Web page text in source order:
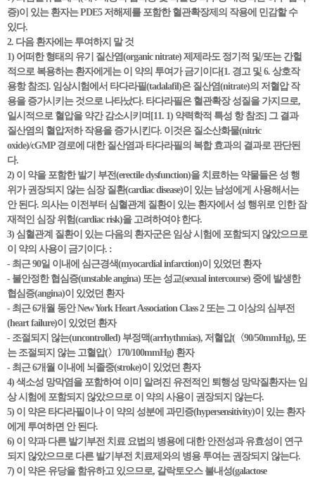
증)이 있는 환자는 PDE5 저해제를 포함한 혈관확장제의 작용에 민감할 수
있다.
2. 다음 환자에는 투여하지 말 것
1) 어떠한 형태의 유기 질산염(organic nitrate) 제제라도 정기적 및/또는 간헐
적으로 복용하는 환자에게는 이 약의 투여가 금기이다[1. 경고 및 6. 상호작
용항 참조]. 임상시험에서 타다라필(tadalafil)은 질산염(nitrate)의 저혈압 작
용을 증가시키는 것으로 나타났다. 타다라필은 혈관확장 성질을 가지므로,
일시적으로 혈압을 약간 감소시키며[11. 1) 약력학적 특성 항 참조] 그 결과
질산염의 혈압저하 작용을 증가시킨다. 이것은 질소산화물(nitric
oxide)/cGMP 경로에 대한 질산염과 타다라필의 복합 효과의 결과로 판단된
다.
2) 이 약을 포함한 발기 부전(erectile dysfunction)을 치료하는 약물들은 성 행
위가 권장되지 않는 심장 질환(cardiac disease)이 있는 남성에게 사용해서는
안 된다. 의사는 이전부터 심혈관계 질환이 있는 환자에서 성 행위로 인한 잠
재적인 심장 위험(cardiac risk)을 고려하여야 한다.
3) 심혈관계 질환이 있는 다음의 환자군은 임상 시험에 포함되지 않았으므로
이 약의 사용이 금기이다. :
- 최근 90일 이내에 심근경색(myocardial infarction)이 있었던 환자
- 불안정한 협심증(unstable angina) 또는 성교(sexual intercourse) 중에 발생한
협심증(angina)이 있었던 환자
- 최근 6개월 동안 New York Heart Association Class 2 또는 그 이상의 심부전
(heart failure)이 있었던 환자
- 조절되지 않는(uncontrolled) 부정맥(arrhythmias), 저혈압(〈90/50mmHg), 또
는 조절되지 않는 고혈압(〉170/100mmHg) 환자
- 최근 6개월 이내에 뇌졸중(stroke)이 있었던 환자
4) 색소성 망막염을 포함하여 이미 알려진 유전적인 퇴행성 망막질환자는 임
상 시험에 포함되지 않았으므로 이 약의 사용이 권장되지 않는다.
5) 이 약은 타다라필이나 이 약의 성분에 과민증(hypersensitivity)이 있는 환자
에게 투여하면 안 된다.
6) 이 약과 다른 발기부전 치료 요법의 병용에 대한 안전성과 유효성이 연구
되지 않았으므로 다른 발기부전 치료제와의 병용 투여는 권장되지 않는다.
7) 이 약은 유당을 함유하고 있으므로, 갈락토오스 불내성(galactose